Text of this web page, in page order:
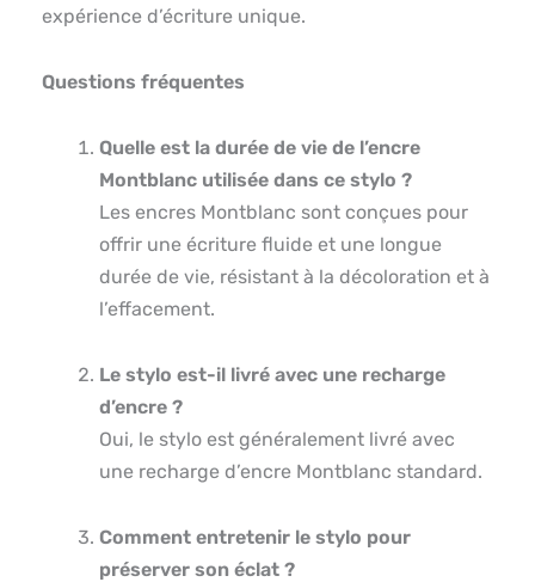
expérience d’écriture unique.
Questions fréquentes
Quelle est la durée de vie de l’encre
Montblanc utilisée dans ce stylo ?
Les encres Montblanc sont conçues pour
offrir une écriture fluide et une longue
durée de vie, résistant à la décoloration et à
l’effacement.
Le stylo est-il livré avec une recharge
d’encre ?
Oui, le stylo est généralement livré avec
une recharge d’encre Montblanc standard.
Comment entretenir le stylo pour
préserver son éclat ?